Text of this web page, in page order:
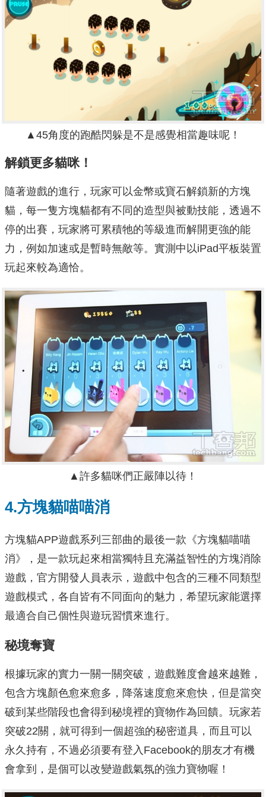
▲45角度的跑酷閃躲是不是感覺相當趣味呢！
解鎖更多貓咪！
隨著遊戲的進行，玩家可以金幣或寶石解鎖新的方塊
貓，每一隻方塊貓都有不同的造型與被動技能，透過不
停的出賽，玩家將可累積牠的等級進而解開更強的能
力，例如加速或是暫時無敵等。實測中以iPad平板裝置
玩起來較為適恰。
▲許多貓咪們正嚴陣以待！
4.方塊貓喵喵消
方塊貓APP遊戲系列三部曲的最後一款《方塊貓喵喵
消》，是一款玩起來相當獨特且充滿益智性的方塊消除
遊戲，官方開發人員表示，遊戲中包含的三種不同類型
遊戲模式，各自皆有不同面向的魅力，希望玩家能選擇
最適合自己個性與遊玩習慣來進行。
秘境奪寶
根據玩家的實力一關一關突破，遊戲難度會越來越難，
包含方塊顏色愈來愈多，降落速度愈來愈快，但是當突
破到某些階段也會得到秘境裡的寶物作為回饋。玩家若
突破22關，就可得到一個超強的秘密道具，而且可以
永久持有，不過必須要有登入Facebook的朋友才有機
會拿到，是個可以改變遊戲氣氛的強力寶物喔！